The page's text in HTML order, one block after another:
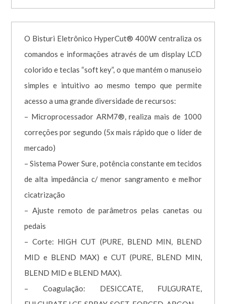
O Bisturi Eletrônico HyperCut® 400W centraliza os
comandos e informações através de um display LCD
colorido e teclas “soft key”, o que mantém o manuseio
simples e intuitivo ao mesmo tempo que permite
acesso a uma grande diversidade de recursos:
– Microprocessador ARM7®, realiza mais de 1000
correções por segundo (5x mais rápido que o líder de
mercado)
– Sistema Power Sure, potência constante em tecidos
de alta impedância c/ menor sangramento e melhor
cicatrização
– Ajuste remoto de parâmetros pelas canetas ou
pedais
– Corte: HIGH CUT (PURE, BLEND MIN, BLEND
MID e BLEND MAX) e CUT (PURE, BLEND MIN,
BLEND MID e BLEND MAX).
– Coagulação: DESICCATE, FULGURATE,